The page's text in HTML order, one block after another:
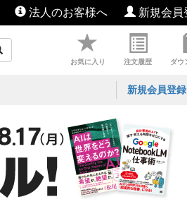
法人のお客様へ 新規会員
お気に入り 注文履歴 ダウ
新規会員登